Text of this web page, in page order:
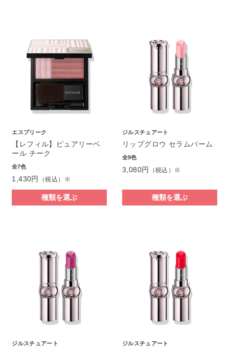
エスプリーク
【レフィル】ピュアリーベ
ール チーク
全7色
1,430円 （税込）※
種類を選ぶ
ジルスチュアート
リップグロウ セラムバーム
全9色
3,080円 （税込）※
種類を選ぶ
ジルスチュアート ジルスチュアート